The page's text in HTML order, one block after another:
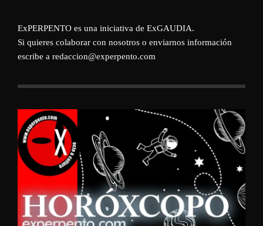
ExPERPENTO es una iniciativa de ExGAUDIA.
Si quieres colaborar con nosotros o enviarnos información
escribe a redaccion@experpento.com